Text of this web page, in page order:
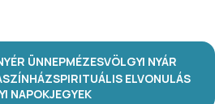
ÜNNEPMÉZESVÖLGYI NYÁR
SPIRITUÁLIS ELVONULÁS
NAPOKJEGYEK